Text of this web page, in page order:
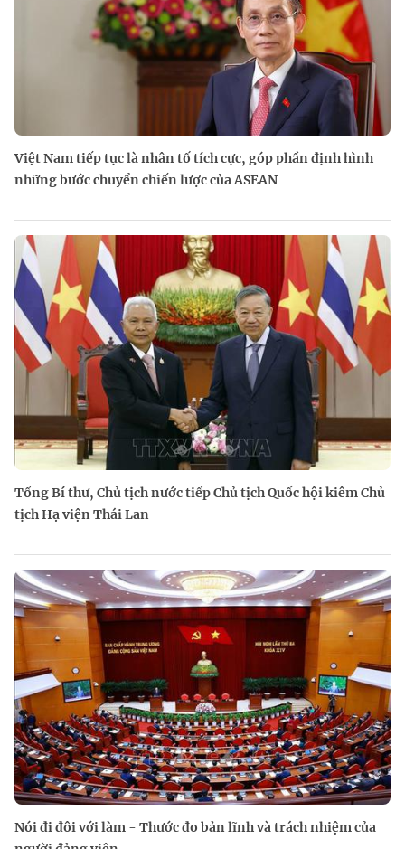
Việt Nam tiếp tục là nhân tố tích cực, góp phần định hình
những bước chuyển chiến lược của ASEAN
Tổng Bí thư, Chủ tịch nước tiếp Chủ tịch Quốc hội kiêm Chủ
tịch Hạ viện Thái Lan
Nói đi đôi với làm - Thước đo bản lĩnh và trách nhiệm của